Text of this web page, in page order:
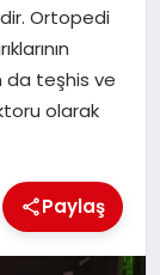
Ortopedi
da teşhis ve
olarak
Paylaş